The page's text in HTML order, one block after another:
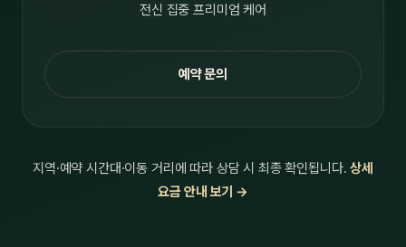
전신 집중 프리미엄 케어
예약 문의
지역·예약 시간대·이동 거리에 따라 상담 시 최종 확인됩니다.상세
요금 안내 보기 →